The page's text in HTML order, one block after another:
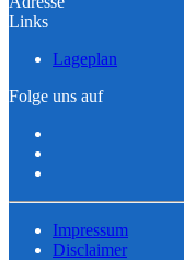
Links
Lageplan
Folge uns auf
Impressum
Disclaimer